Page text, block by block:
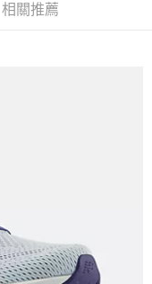
相關推薦